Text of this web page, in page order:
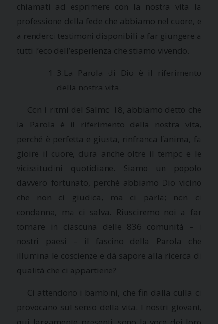
chiamati ad esprimere con la nostra vita la
professione della fede che abbiamo nel cuore, e
a renderci testimoni disponibili a far giungere a
tutti l’eco dell’esperienza che stiamo vivendo.
3.La Parola di Dio è il riferimento
della nostra vita.
Con i ritmi del Salmo 18, abbiamo detto che
la Parola è il riferimento della nostra vita,
perché è perfetta e giusta, rinfranca l’anima, fa
gioire il cuore, dura anche oltre il tempo e le
vicissitudini quotidiane. Siamo un popolo
davvero fortunato, perché abbiamo Dio vicino
che non ci giudica, ma ci parla; non ci
condanna, ma ci salva. Riusciremo noi a far
tornare in ciascuna delle 836 comunità – i
nostri paesi – il fascino della Parola che
illumina le coscienze e dà sapore alla ricerca di
qualità che ci appartiene?
Ci attendono i bambini, che fin dalla culla ci
provocano sul senso della vita. I nostri giovani,
qui largamente presenti, sono la voce dei loro